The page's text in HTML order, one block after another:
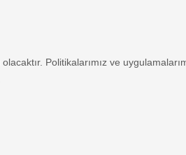
Politikalarımız ve